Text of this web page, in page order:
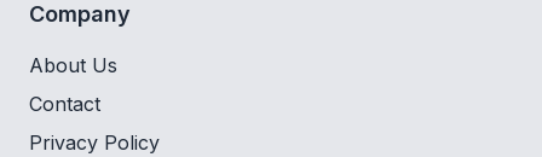
Company
About Us
Contact
Privacy Policy